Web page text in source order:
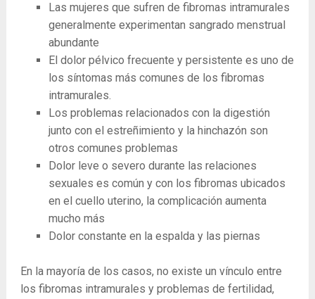
Las mujeres que sufren de fibromas intramurales
generalmente experimentan sangrado menstrual
abundante
El dolor pélvico frecuente y persistente es uno de
los síntomas más comunes de los fibromas
intramurales.
Los problemas relacionados con la digestión
junto con el estreñimiento y la hinchazón son
otros comunes problemas
Dolor leve o severo durante las relaciones
sexuales es común y con los fibromas ubicados
en el cuello uterino, la complicación aumenta
mucho más
Dolor constante en la espalda y las piernas
En la mayoría de los casos, no existe un vínculo entre
los fibromas intramurales y problemas de fertilidad,